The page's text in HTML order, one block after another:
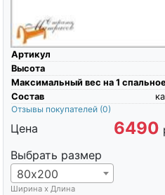
Артикул
Высота
Максимальный вес на 1
Состав
Отзывы покупателей (0)
Цена 6490
Выбрать размер
80х200
Ширина х Длина